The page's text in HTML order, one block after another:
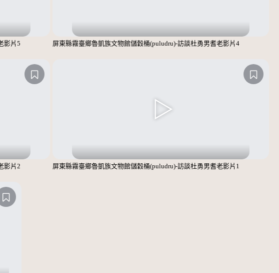
影片5 屏東縣霧臺鄉魯凱族文物館儲穀桶(puludru)-訪談杜勇男耆老影片4
影片2 屏東縣霧臺鄉魯凱族文物館儲穀桶(puludru)-訪談杜勇男耆老影片1